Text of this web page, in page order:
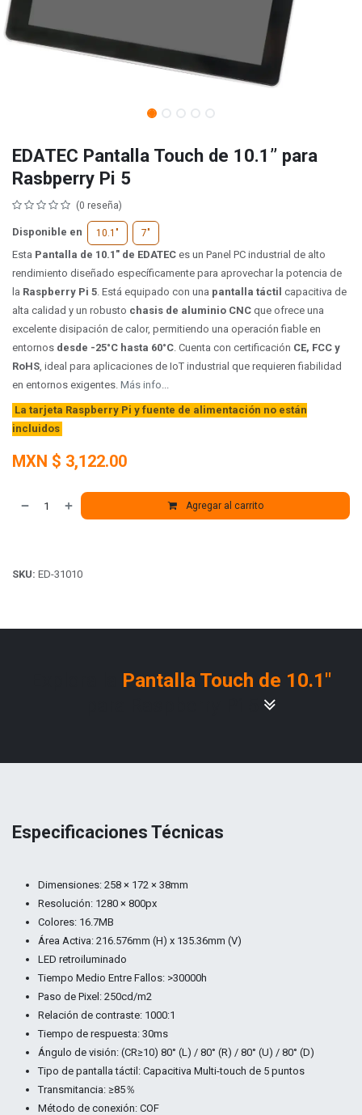
EDATEC Pantalla Touch de 10.1’’ para
Rasbperry Pi 5
(0 reseña)
Disponible en 10.1" 7"
Esta Pantalla de 10.1"​ de EDATEC es un Panel PC industrial de alto
rendimiento diseñado específicamente para aprovechar la potencia de
la Raspberry Pi 5. Está equipado con una pantalla táctil capacitiva de
alta calidad y un robusto chasis de aluminio CNC que ofrece una
excelente disipación de calor, permitiendo una operación fiable en
entornos desde -25°C hasta 60°C. Cuenta con certificación CE, FCC y
RoHS, ideal para aplicaciones de IoT industrial que requieren fiabilidad
en entornos exigentes. Más info...
La tarjeta Raspberry Pi y fuente de alimentación no están
incluidos
MXN $ 3,122.00
Agregar al carrito
SKU: ED-31010
Pantalla Touch de 10.1"
Especificaciones Técnicas
Dimensiones: 258 × 172 × 38mm
Resolución: 1280 × 800px
Colores: 16.7MB
Área Activa: 216.576mm (H) x 135.36mm (V)
LED retroiluminado
Tiempo Medio Entre Fallos: >30000h
Paso de Pixel: 250cd/m2
Relación de contraste: 1000:1
Tiempo de respuesta: 30ms
Ángulo de visión: (CR≥10) 80° (L) / 80° (R) / 80° (U) / 80° (D)
Tipo de pantalla táctil: Capacitiva Multi-touch de 5 puntos
Transmitancia: ≥85％
Método de conexión: COF